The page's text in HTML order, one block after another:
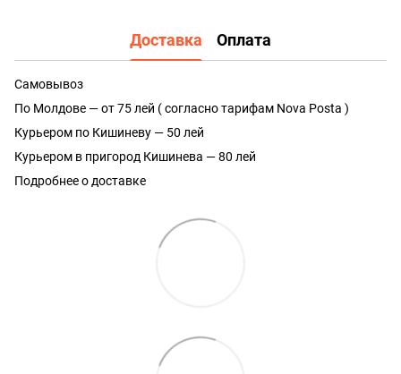
Доставка Оплата
Самовывоз
По Молдове — от 75 лей ( согласно тарифам Nova Posta )
Курьером по Кишиневу — 50 лей
Курьером в пригород Кишинева — 80 лей
Подробнее о доставке